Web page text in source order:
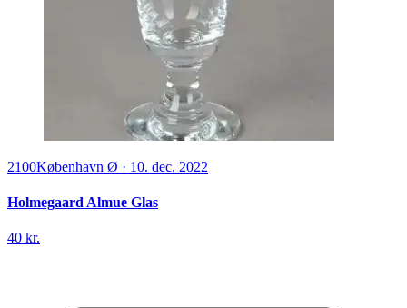
2100København Ø · 10. dec. 2022
Holmegaard Almue Glas
40 kr.